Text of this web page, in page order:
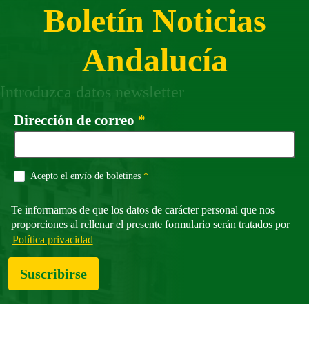
Boletín Noticias
Andalucía
Introduzca datos newsletter
Dirección de correo *
Acepto el envío de boletines *Campo obligatorio
Te informamos de que los datos de carácter personal que nos
proporciones al rellenar el presente formulario serán tratados por
Política privacidad
Suscribirse